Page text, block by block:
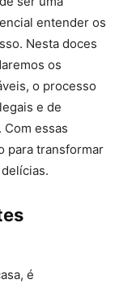
entender os
Nesta doces
os
o processo
e de
essas
para transformar
é